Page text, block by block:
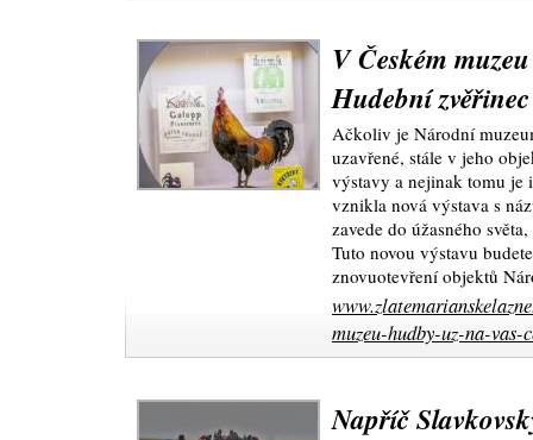
V Českém
Hudební zvěřinec
Ačkoliv je Národní
uzavřené, stále v jeho
výstavy a nejinak tomu je
vznikla nová výstava s
zavede do úžasného
Tuto novou výstavu
znovuotevření objektů
muzeu-hudby-uz-na-vas-
Napříč